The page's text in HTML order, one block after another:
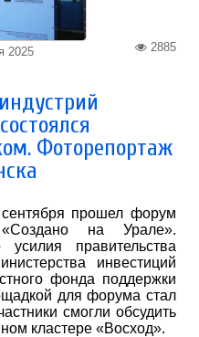
2025 2885
Фоторепортаж
прошел форум
«Создано на Урале».
правительства
инвестиций
фонда поддержки
для форума стал
смогли обсудить
кластере «Восход».